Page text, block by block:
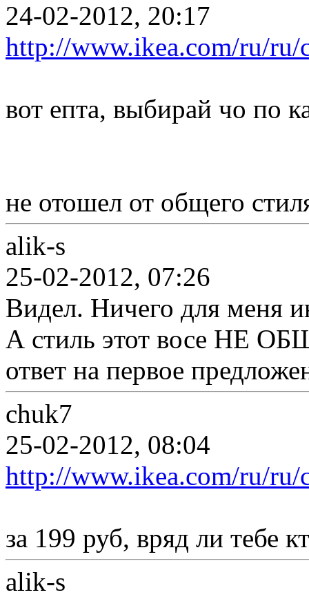
24-02-2012, 20:17
http://www.ikea.com/ru/
вот епта, выбирай чо по
не отошел от общего
alik-s
25-02-2012, 07:26
Видел. Ничего для меня
А стиль этот восе НЕ
ответ на первое
chuk7
25-02-2012, 08:04
http://www.ikea.com/ru/ru/
за 199 руб, вряд ли тебе
alik-s